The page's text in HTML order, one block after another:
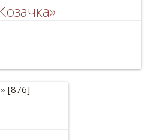
керамічний ручної роботи.